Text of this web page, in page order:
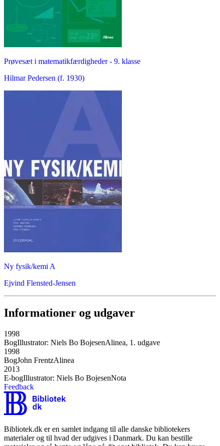
Prøvesæt i matematikfærdigheder - 9. klasse
Hilmar Pedersen (f. 1930)
Ny fysik/kemi A
Ejvind Flensted-Jensen
Informationer og udgaver
1998
BogIllustrator: Niels Bo BojesenAlinea, 1. udgave
1998
BogJohn FrentzAlinea
2013
E-bogIllustrator: Niels Bo BojesenNota
Feedback
Bibliotek.dk er en samlet indgang til alle danske bibliotekers
materialer og til hvad der udgives i Danmark. Du kan bestille